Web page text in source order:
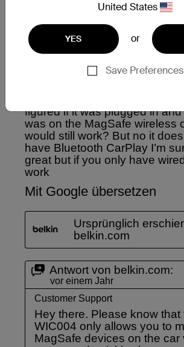
United States
YES or
Save Preferences